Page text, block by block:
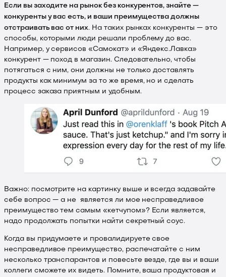
Если вы заходите на рынок без конкурентов, знайте —
конкуренты у вас есть, и ваши преимущества должны
отстраивать вас от них. На таких рынках конкуренты — это
способы, которыми люди решали проблему до вас.
Например, у сервисов «Самокат» и «Яндекс.Лавка»
конкурент — поход в магазин. Следовательно, чтобы
потягаться с ним, они должны не только доставлять
продукты как минимум за то же время, но и сделать
процесс заказа приятным и удобным.
Важно: посмотрите на картинку выше и всегда задавайте
себе вопрос — а не является ли мое несправедливое
преимущество тем самым «кетчупом»? Если является,
надо продолжать попытки найти секретный соус.
Когда вы придумаете и провалидируете свое
несправедливое преимущество, распечатайте с ним
несколько транспарантов и повесьте везде, где вы и ваши
коллеги сможете их видеть. Помните, ваша продуктовая и